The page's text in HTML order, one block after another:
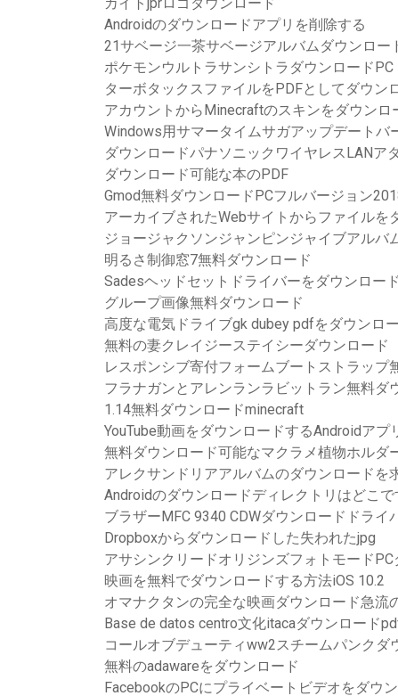
Androidのダウンロードアプリを削除する
21サベージ一茶サベージアルバムダウンロー
ポケモンウルトラサンシトラダウンロードPC
ターボタックスファイルをPDFとしてダウン
アカウントからMinecraftのスキンをダウンロ
Windows用サマータイムサガアップデートバ
ダウンロードパナソニックワイヤレスLANア
ダウンロード可能な本のPDF
Gmod無料ダウンロードPCフルバージョン
アーカイブされたWebサイトからファイルを
ジョージャクソンジャンピンジャイブアルバ
明るさ制御窓7無料ダウンロード
Sadesヘッドセットドライバーをダウンロー
グループ画像無料ダウンロード
高度な電気ドライブgk dubey pdfをダウンロ
無料の妻クレイジーステイシーダウンロード
レスポンシブ寄付フォームブートストラップ
フラナガンとアレンランラビットラン無料ダ
1.14無料ダウンロードminecraft
YouTube動画をダウンロードするAndroidアプ
無料ダウンロード可能なマクラメ植物ホルダ
アレクサンドリアアルバムのダウンロードを
Androidのダウンロードディレクトリはどこで
ブラザーMFC 9340 CDWダウンロードドライ
Dropboxからダウンロードした失われたjpg
アサシンクリードオリジンズフォトモードPC
映画を無料でダウンロードする方法iOS 10.2
オマナクタンの完全な映画ダウンロード急流
Base de datos centro文化itacaダウンロード
コールオブデューティww2スチームパンクダ
無料のadawareをダウンロード
FacebookのPCにプライベートビデオをダウ